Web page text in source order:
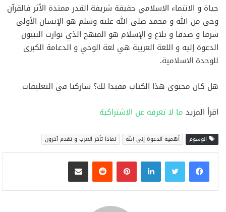
حياة و الانتماء الاسلامي حقيقة شريفة القدر ممتدة الأثر فالقرآن
وحي من الله و محمد صلى الله عليه وسلم هو الإنسان الأولى
شرفا و صدقا و بلاغ و الإسلام هو المنهج الذي توارث النبيون
الدعوة إليه و اللغة العربية هي لغة الوحي و الدعامة الكبرى
للوحدة الاسلامية.
هل كان محتوى هذا الكتاب مفيدا لك؟ شاركنا في التعليقات
اقرأ المزيد ما لا تعرفه عن الاشتراكية
الوسوم أهمية الدعوة إلى الله لماذا تأخر العرب و تقدم آخرون
لينكدإن بينتيريست مشاركة عبر البريد